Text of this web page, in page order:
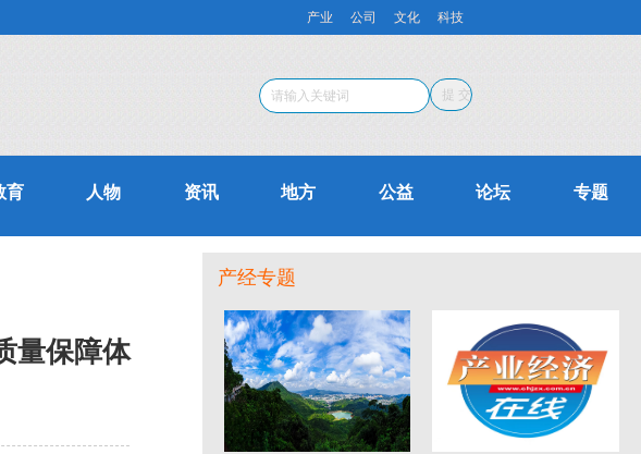
产业 公司 文化 科技
育 人物 资讯 地方 公益 论坛 专题
量保障体
产经专题